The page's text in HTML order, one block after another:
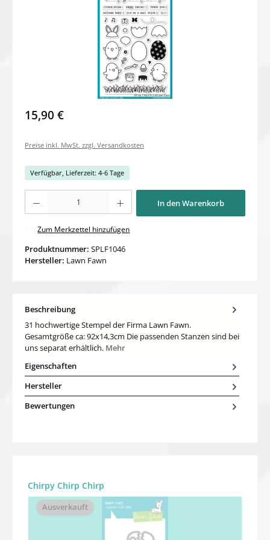
15,90 €
Preise inkl. MwSt. zzgl. Versandkosten
Verfügbar, Lieferzeit: 4-6 Tage
In den Warenkorb
Zum Merkzettel hinzufügen
Produktnummer: SPLF1046
Hersteller: Lawn Fawn
Beschreibung
31 hochwertige Stempel der Firma Lawn Fawn.
Gesamtgröße ca: 92x14,3cm Die passenden Stanzen sind bei
uns separat erhältlich. Mehr
Eigenschaften
Hersteller
Bewertungen
Produktgalerie überspringen
Chirpy Chirp Chirp
Ausverkauft